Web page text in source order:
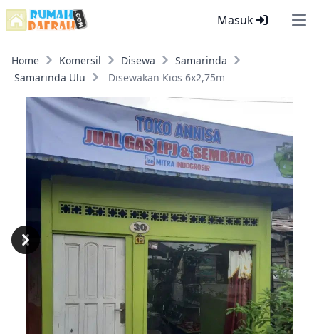
Masuk
Home Komersil Disewa
Samarinda
Samarinda Ulu
Disewakan Kios 6x2,75m
Previous
Next